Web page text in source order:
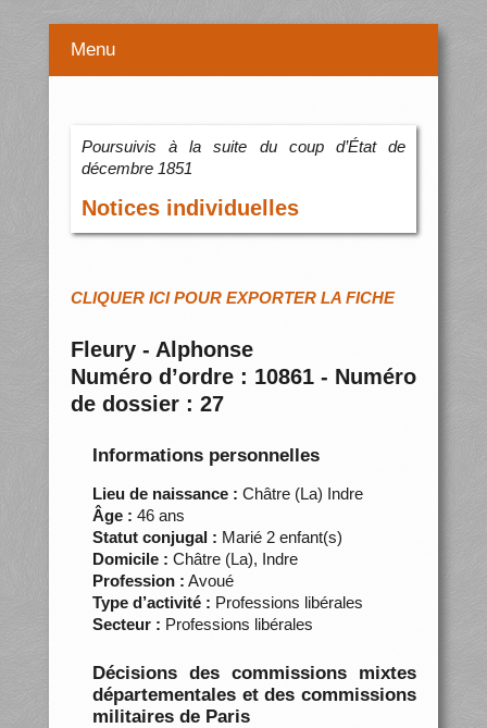
Menu
Poursuivis à la suite du coup d’État de
décembre 1851
Notices individuelles
CLIQUER ICI POUR EXPORTER LA FICHE
Fleury - Alphonse
Numéro d’ordre : 10861 - Numéro
de dossier : 27
Informations personnelles
Lieu de naissance : Châtre (La) Indre
Âge : 46 ans
Statut conjugal : Marié 2 enfant(s)
Domicile : Châtre (La), Indre
Profession : Avoué
Type d’activité : Professions libérales
Secteur : Professions libérales
Décisions des commissions mixtes
départementales et des commissions
militaires de Paris